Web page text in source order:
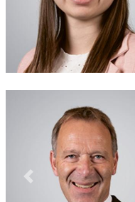
Previous